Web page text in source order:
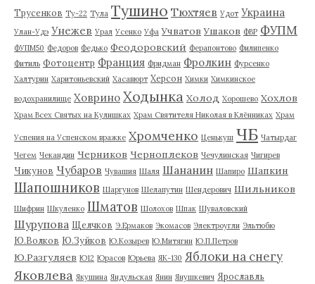
Трусенков Ту-22 Тула Тушино Тюхтяев Удот Украина
Улан-Удэ Унежев Урал Усенко Уфа Учватов Ушаков ФВР ФУПМ
ФУПМ50 Федоров Федько Феодоровский Ферапонтово Филипенко
Фитиль Фотоцентр Франция Фридман Фролкин Фурсенко
Халтурин Харитоньевский Хасавюрт Херсон Химки Химкинское
водохранилище Ховрино Ходынка Холод Хорошево Хохлов
Храм Всех Святых на Кулишках Храм Святителя Николая в Клённиках Храм
Успения на Успенском вражке Хромченко Ценькуш ЧБ Чатырдаг
Чегем Чекандин Черников Черноплеков Чечулинская Чигирев
Чикунов Чубаров Чувашия Шаля Шананин Шапиро Шапкин
Шапошников Шаргунов Шелапутин Шендерович Шильников
Шифрин Шкуленко Шматов Шолохов Шпак Шуваловский
Шурупова Щелчков Э.Ермаков Экомасов Электроугли Эльтюбю
Ю.Волков Ю.Зуйков Ю.Козырев Ю.Митягин Ю.П.Петров
Ю.Разгуляев Ю12 Юрасов Юрьева ЯК-130 Яблоки на снегу
Яковлева Якушина Яндульская Янин Янушкевич Ярославль